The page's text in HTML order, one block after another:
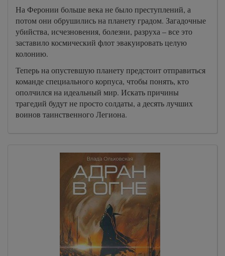
На Феронии больше века не было преступлений, а
потом они обрушились на планету градом. Загадочные
убийства, исчезновения, болезни, разруха – все это
заставило космический флот эвакуировать целую
колонию.
Теперь на опустевшую планету предстоит отправиться
команде специального корпуса, чтобы понять, кто
ополчился на идеальный мир. Искать причины
трагедий будут не просто солдаты, а десять лучших
воинов таинственного Легиона.